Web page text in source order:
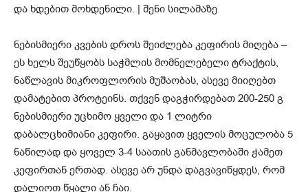
ნებისმიერი კვების დროს შეიძლება კეფირის მიღება –
ეს ხელს შეუწყობს საჭმლის მომნელებელი ტრაქტის,
ნაწლავის მიკროფლორის მუშაობას, ასევე მიიღებთ
დამატებით პროტეინს. თქვენ დაგჭირდებათ 200-250 გ
ნებისმიერი უცხიმო ყველი და 1 ლიტრი
დაბალცხიმიანი კეფირი. გაყავით ყველის მოცულობა 5
ნაწილად და ყოველ 3-4 საათის განმავლობაში ჭამეთ
კეფირთან ერთად. ასევე არ უნდა დაგვავიწყდეს, რომ
დალიოთ წყალი ან ჩაი.